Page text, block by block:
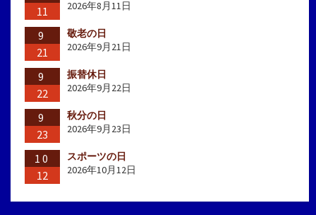
11
2026年8月11日
9
21
敬老の日
2026年9月21日
9
22
振替休日
2026年9月22日
9
23
秋分の日
2026年9月23日
10
12
スポーツの日
2026年10月12日